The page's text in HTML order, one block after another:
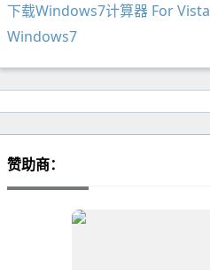
下载Windows7计算器 For Vista
Windows7
赞助商：